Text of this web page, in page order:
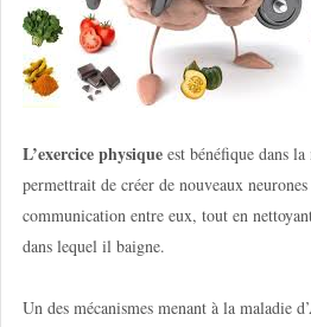
L’exercice physiqueest bénéfique dans la
permettrait de créer de nouveaux
communication entre eux, tout en
dans lequel il baigne.
Un des mécanismes menant à la maladie